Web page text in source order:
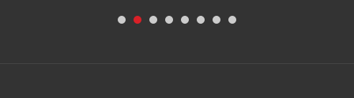
1 2 3 4 5 6 7 8